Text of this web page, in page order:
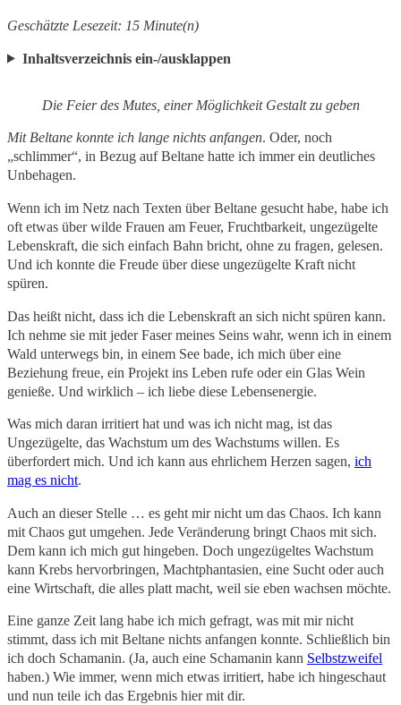
Geschätzte Lesezeit: 15 Minute(n)
Inhaltsverzeichnis ein-/ausklappen
Die Feier des Mutes, einer Möglichkeit Gestalt zu geben
Mit Beltane konnte ich lange nichts anfangen. Oder, noch
„schlimmer“, in Bezug auf Beltane hatte ich immer ein deutliches
Unbehagen.
Wenn ich im Netz nach Texten über Beltane gesucht habe, habe ich
oft etwas über wilde Frauen am Feuer, Fruchtbarkeit, ungezügelte
Lebenskraft, die sich einfach Bahn bricht, ohne zu fragen, gelesen.
Und ich konnte die Freude über diese ungezügelte Kraft nicht
spüren.
Das heißt nicht, dass ich die Lebenskraft an sich nicht spüren kann.
Ich nehme sie mit jeder Faser meines Seins wahr, wenn ich in einem
Wald unterwegs bin, in einem See bade, ich mich über eine
Beziehung freue, ein Projekt ins Leben rufe oder ein Glas Wein
genieße. Und wirklich – ich liebe diese Lebensenergie.
Was mich daran irritiert hat und was ich nicht mag, ist das
Ungezügelte, das Wachstum um des Wachstums willen. Es
überfordert mich. Und ich kann aus ehrlichem Herzen sagen, ich
mag es nicht.
Auch an dieser Stelle … es geht mir nicht um das Chaos. Ich kann
mit Chaos gut umgehen. Jede Veränderung bringt Chaos mit sich.
Dem kann ich mich gut hingeben. Doch ungezügeltes Wachstum
kann Krebs hervorbringen, Machtphantasien, eine Sucht oder auch
eine Wirtschaft, die alles platt macht, weil sie eben wachsen möchte.
Eine ganze Zeit lang habe ich mich gefragt, was mit mir nicht
stimmt, dass ich mit Beltane nichts anfangen konnte. Schließlich bin
ich doch Schamanin. (Ja, auch eine Schamanin kann Selbstzweifel
haben.) Wie immer, wenn mich etwas irritiert, habe ich hingeschaut
und nun teile ich das Ergebnis hier mit dir.